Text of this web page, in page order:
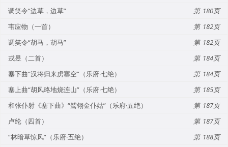
调笑令“边草，边草”
180
韦应物（一首）
182
调笑令“胡马，胡马”
182
戎昱（二首）
184
塞下曲“汉将归来虏塞空”（乐府·七绝）
184
塞上曲“胡风略地烧连山”（乐府·七绝）
185
和张仆射《塞下曲》“鹫翎金仆姑”（乐府·五绝）
187
卢纶（四首）
187
“林暗草惊风”（乐府·五绝）
188